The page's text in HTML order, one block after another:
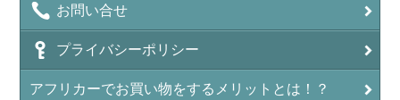
お問い合せ
プライバシーポリシー
アフリカーでお買い物をするメリットとは！？